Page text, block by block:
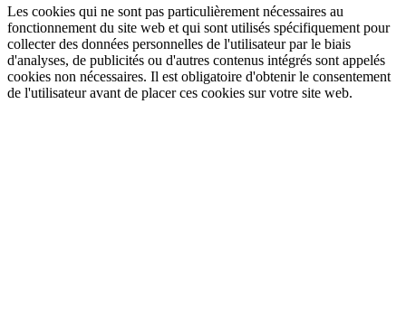
Les cookies qui ne sont pas particulièrement nécessaires au
fonctionnement du site web et qui sont utilisés spécifiquement pour
collecter des données personnelles de l'utilisateur par le biais
d'analyses, de publicités ou d'autres contenus intégrés sont appelés
cookies non nécessaires. Il est obligatoire d'obtenir le consentement
de l'utilisateur avant de placer ces cookies sur votre site web.